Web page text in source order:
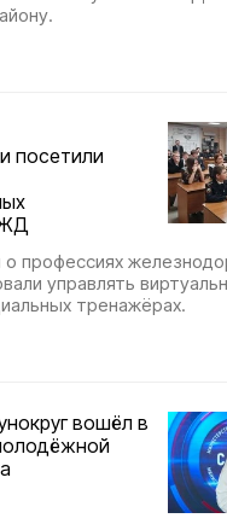
посетили
о профессиях
управлять
тренажёрах.
вошёл в